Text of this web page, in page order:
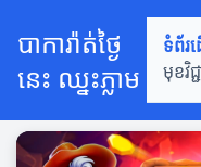
បាការ៉ាត់ថ្ងៃ
នេះ ឈ្នះភ្លាម
ទំព័រ
មុខវិជ្